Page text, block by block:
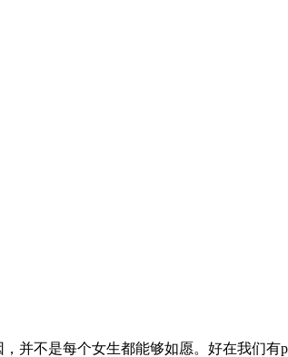
不是每个女生都能够如愿。好在我们有